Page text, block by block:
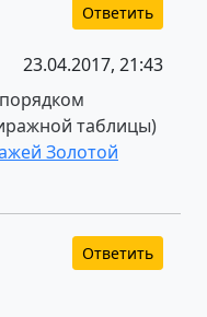
Ответить
23.04.2017, 21:43
таблицы)
Золотой
Ответить